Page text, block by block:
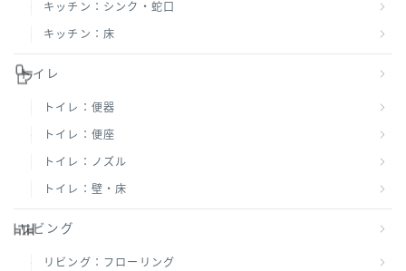
キッチン：シンク・蛇口
キッチン：床
トイレ
トイレ：便器
トイレ：便座
トイレ：ノズル
トイレ：壁・床
リビング
リビング：フローリング